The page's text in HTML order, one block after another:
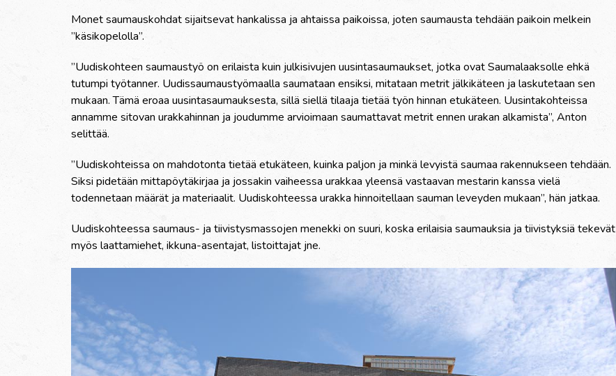
Monet saumauskohdat sijaitsevat hankalissa ja ahtaissa paikoissa, joten saumausta tehdään paikoin melkein
”käsikopelolla”.
”Uudiskohteen saumaustyö on erilaista kuin julkisivujen uusintasaumaukset, jotka ovat Saumalaaksolle ehkä
tutumpi työtanner. Uudissaumaustyömaalla saumataan ensiksi, mitataan metrit jälkikäteen ja laskutetaan sen
mukaan. Tämä eroaa uusintasaumauksesta, sillä siellä tilaaja tietää työn hinnan etukäteen. Uusintakohteissa
annamme sitovan urakkahinnan ja joudumme arvioimaan saumattavat metrit ennen urakan alkamista”, Anton
selittää.
”Uudiskohteissa on mahdotonta tietää etukäteen, kuinka paljon ja minkä levyistä saumaa rakennukseen tehdään.
Siksi pidetään mittapöytäkirjaa ja jossakin vaiheessa urakkaa yleensä vastaavan mestarin kanssa vielä
todennetaan määrät ja materiaalit. Uudiskohteessa urakka hinnoitellaan sauman leveyden mukaan”, hän jatkaa.
Uudiskohteessa saumaus- ja tiivistysmassojen menekki on suuri, koska erilaisia saumauksia ja tiivistyksiä tekevät
myös laattamiehet, ikkuna-asentajat, listoittajat jne.